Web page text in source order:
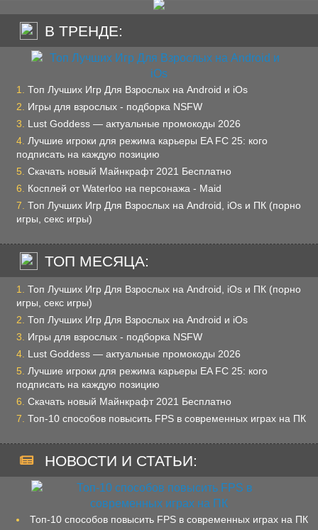
В ТРЕНДЕ:
Топ Лучших Игр Для Взрослых на Android и iOs
Игры для взрослых - подборка NSFW
Lust Goddess — актуальные промокоды 2026
Лучшие игроки для режима карьеры EA FC 25: кого
подписать на каждую позицию
Скачать новый Майнкрафт 2021 Бесплатно
Косплей от Waterloo на персонажа - Maid
Топ Лучших Игр Для Взрослых на Android, iOs и ПК (порно
игры, секс игры)
ТОП МЕСЯЦА:
Топ Лучших Игр Для Взрослых на Android, iOs и ПК (порно
игры, секс игры)
Топ Лучших Игр Для Взрослых на Android и iOs
Игры для взрослых - подборка NSFW
Lust Goddess — актуальные промокоды 2026
Лучшие игроки для режима карьеры EA FC 25: кого
подписать на каждую позицию
Скачать новый Майнкрафт 2021 Бесплатно
Топ-10 способов повысить FPS в современных играх на ПК
НОВОСТИ И СТАТЬИ:
Топ-10 способов повысить FPS в современных играх на ПК